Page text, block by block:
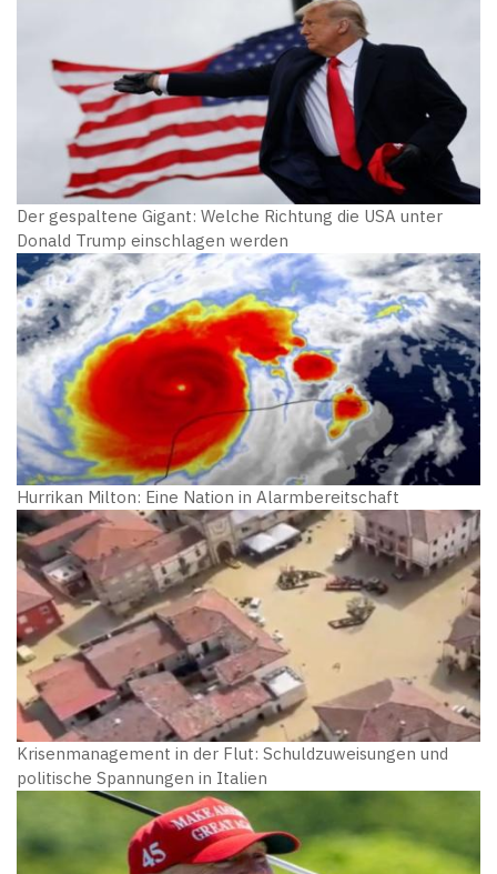
Der gespaltene Gigant: Welche Richtung die USA unter
Donald Trump einschlagen werden
Hurrikan Milton: Eine Nation in Alarmbereitschaft
Krisenmanagement in der Flut: Schuldzuweisungen und
politische Spannungen in Italien